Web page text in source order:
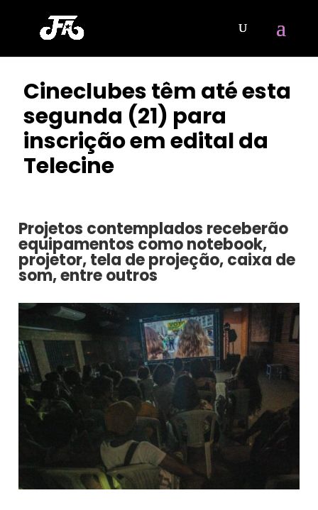
Cineclubes têm até esta
segunda (21) para
inscrição em edital da
Telecine
Projetos contemplados receberão
equipamentos como notebook,
projetor, tela de projeção, caixa de
som, entre outros